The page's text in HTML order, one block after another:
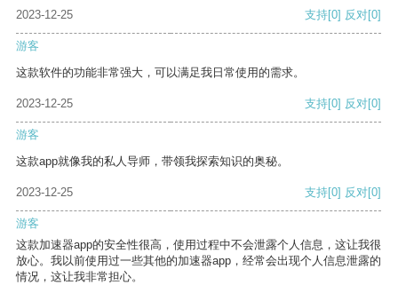
2023-12-25 支持[0] 反对[0]
游客
这款软件的功能非常强大，可以满足我日常使用的需求。
2023-12-25 支持[0] 反对[0]
游客
这款app就像我的私人导师，带领我探索知识的奥秘。
2023-12-25 支持[0] 反对[0]
游客
这款加速器app的安全性很高，使用过程中不会泄露个人信息，这让我很
放心。我以前使用过一些其他的加速器app，经常会出现个人信息泄露的
情况，这让我非常担心。